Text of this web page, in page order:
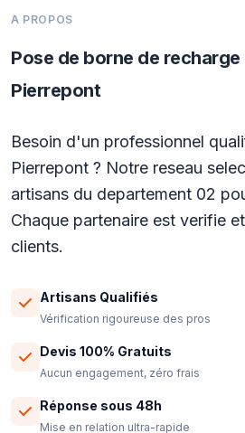
A PROPOS
Pose de borne de
Pierrepont
Besoin d'un professionnel
Pierrepont ? Notre reseau
artisans du departement 02
Chaque partenaire est verifie
clients.
Artisans Qualifiés
Vérification rigoureuse des pros
Devis 100% Gratuits
Aucun engagement, zéro frais
Réponse sous 48h
Mise en relation ultra-rapide